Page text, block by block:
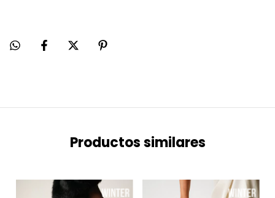
Productos similares